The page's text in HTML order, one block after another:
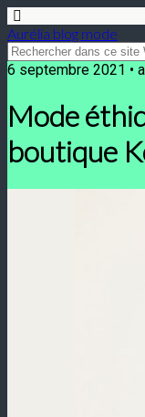
Aurélia blog mode
6 septembre 2021 •
Mode
boutique